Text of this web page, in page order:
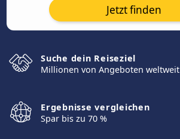
Jetzt finden
Suche dein Reiseziel
Millionen von Angeboten weltweit
Ergebnisse vergleichen
Spar bis zu 70 %